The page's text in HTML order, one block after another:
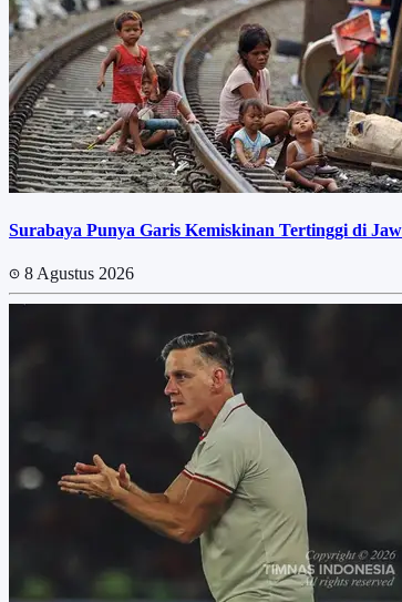
Surabaya Punya Garis Kemiskinan Tertinggi di
8 Agustus 2026